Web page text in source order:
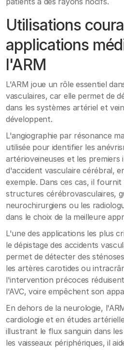
Utilisations
applications
l'ARM
L'ARM joue un rôle essentiel
vasculaires, car elle permet de
dans les systèmes artériel et
développent.
L'angiographie par résonance
utilisée pour identifier les
artérioveineuses et les premiers
d'accident vasculaire cérébral,
exemple. Dans ces cas, il fournit
structures cérébrovasculaires,
neurochirurgiens ou les
dans le choix de la meilleure
L'une des applications les plus
le dépistage des accidents
permet de détecter des
les artères carotides ou
l'intervention précoces
l'AVC, voire empêchent son
En dehors de la neurologie,
cardiologie et en études
illustrant le flux sanguin dans
les vaisseaux périphériques, il